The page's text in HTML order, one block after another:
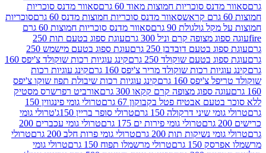
סוכריות חמוצות מאוד 60 גרם
סאוור מדנס סוכריות
סאוור מדנס סוכריות חמוצות מדנס 60 גרם
סוכריות
גולגולת 90 גרם
סאוור מדנס סוכריות חמוצות 60 גרם
מצופה קרם וניל 300 גרם
עוגת ספוג בטעם תות 250
בטעם דובדבן 250 גרם
עוגת ספוג בטעם מישמש 250
בטעם שוקולד 250 גרם
קינג עוגיות רכות שוקולד צ'יפס 160
רכות שוקולד מריר צ'יפס 160 גרם
קינג עוגיות רכות
160 גרם
קינג עוגיות רכות שיבולת תפוז שוקו צ'יפס
ספוג מצופה קרם קקאו 300 גרם
אורביט רפרשרס מסטיק
אבטיח פטל בקבוקון 67 גרם
טרולי גומי פינגווין 150
שיני דרקולה 150 גרם
טרולי סופר בריין 150ג'
טרולי גומי
טרולי גומי פירות ים 175 גרם
טרולי גומי עכברים 200
נשיקות תות 200 גרם
טרולי גומי פרות חלב 200 גרם
טרולי
גרם
טרולי מרשמלו תפוח 150 גרם
טרולי גומי